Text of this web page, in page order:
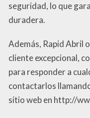
seguridad, lo que
duradera.
Además, Rapid Abril
cliente excepcional,
para responder a
contactarlos
sitio web en http://